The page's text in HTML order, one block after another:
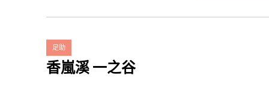
足助
香嵐溪 一之谷